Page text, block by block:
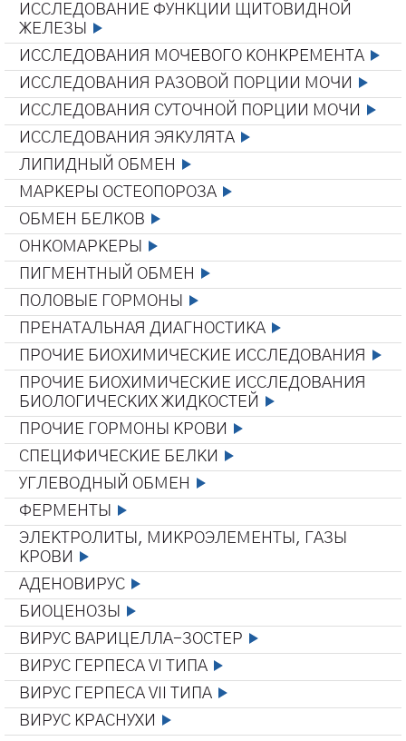
ИССЛЕДОВАНИЕ ФУНКЦИИ ЩИТОВИДНОЙ
ЖЕЛЕЗЫ
ИССЛЕДОВАНИЯ МОЧЕВОГО КОНКРЕМЕНТА
ИССЛЕДОВАНИЯ РАЗОВОЙ ПОРЦИИ МОЧИ
ИССЛЕДОВАНИЯ СУТОЧНОЙ ПОРЦИИ МОЧИ
ИССЛЕДОВАНИЯ ЭЯКУЛЯТА
ЛИПИДНЫЙ ОБМЕН
МАРКЕРЫ ОСТЕОПОРОЗА
ОБМЕН БЕЛКОВ
ОНКОМАРКЕРЫ
ПИГМЕНТНЫЙ ОБМЕН
ПОЛОВЫЕ ГОРМОНЫ
ПРЕНАТАЛЬНАЯ ДИАГНОСТИКА
ПРОЧИЕ БИОХИМИЧЕСКИЕ ИССЛЕДОВАНИЯ
ПРОЧИЕ БИОХИМИЧЕСКИЕ ИССЛЕДОВАНИЯ
БИОЛОГИЧЕСКИХ ЖИДКОСТЕЙ
ПРОЧИЕ ГОРМОНЫ КРОВИ
СПЕЦИФИЧЕСКИЕ БЕЛКИ
УГЛЕВОДНЫЙ ОБМЕН
ФЕРМЕНТЫ
ЭЛЕКТРОЛИТЫ, МИКРОЭЛЕМЕНТЫ, ГАЗЫ
КРОВИ
АДЕНОВИРУС
БИОЦЕНОЗЫ
ВИРУС ВАРИЦЕЛЛА-ЗОСТЕР
ВИРУС ГЕРПЕСА VI ТИПА
ВИРУС ГЕРПЕСА VII ТИПА
ВИРУС КРАСНУХИ